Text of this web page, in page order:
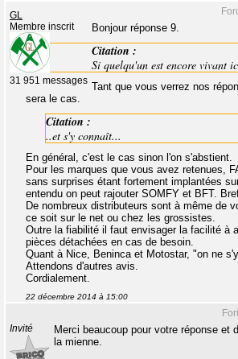
GL
Membre inscrit
31 951 messages
Bonjour réponse 9.
Citation :
Si quelqu'un est encore vivant
Tant que vous verrez nos
sera le cas.
Citation :
..et s'y connaît...
En général, c'est le cas sinon l'on s'abstient.
Pour les marques que vous avez retenues,
sans surprises étant fortement implantées
entendu on peut rajouter SOMFY et BFT.
De nombreux distributeurs sont à même de
ce soit sur le net ou chez les grossistes.
Outre la fiabilité il faut envisager la facilité à
pièces détachées en cas de besoin.
Quant à Nice, Beninca et Motostar, "on ne
Attendons d'autres avis.
Cordialement.
22 décembre 2014 à 15:00
Invité
Merci beaucoup pour votre réponse et
la mienne.